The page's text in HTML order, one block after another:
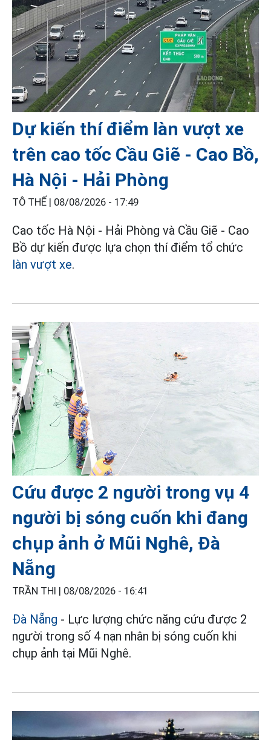
Dự kiến thí điểm làn vượt xe
trên cao tốc Cầu Giẽ - Cao Bồ,
Hà Nội - Hải Phòng
TÔ THẾ | 08/08/2026 - 17:49
Cao tốc Hà Nội - Hải Phòng và Cầu Giẽ - Cao
Bồ dự kiến được lựa chọn thí điểm tổ chức
làn vượt xe.
Cứu được 2 người trong vụ 4
người bị sóng cuốn khi đang
chụp ảnh ở Mũi Nghê, Đà
Nẵng
TRẦN THI | 08/08/2026 - 16:41
Đà Nẵng - Lực lượng chức năng cứu được 2
người trong số 4 nạn nhân bị sóng cuốn khi
chụp ảnh tại Mũi Nghê.